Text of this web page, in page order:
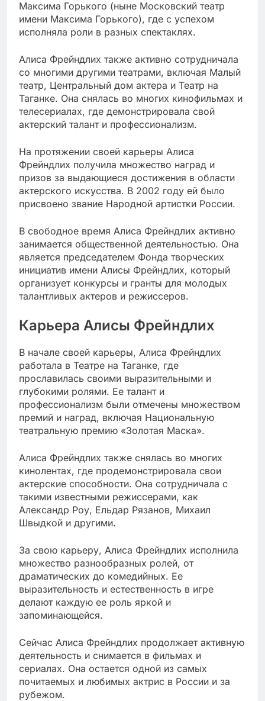
Максима Горького (ныне Московский театр
имени Максима Горького), где с успехом
исполняла роли в разных спектаклях.
Алиса Фрейндлих также активно сотрудничала
со многими другими театрами, включая Малый
театр, Центральный дом актера и Театр на
Таганке. Она снялась во многих кинофильмах и
телесериалах, где демонстрировала свой
актерский талант и профессионализм.
На протяжении своей карьеры Алиса
Фрейндлих получила множество наград и
призов за выдающиеся достижения в области
актерского искусства. В 2002 году ей было
присвоено звание Народной артистки России.
В свободное время Алиса Фрейндлих активно
занимается общественной деятельностью. Она
является председателем Фонда творческих
инициатив имени Алисы Фрейндлих, который
организует конкурсы и гранты для молодых
талантливых актеров и режиссеров.
Карьера Алисы Фрейндлих
В начале своей карьеры, Алиса Фрейндлих
работала в Театре на Таганке, где
прославилась своими выразительными и
глубокими ролями. Ее талант и
профессионализм были отмечены множеством
премий и наград, включая Национальную
театральную премию «Золотая Маска».
Алиса Фрейндлих также снялась во многих
кинолентах, где продемонстрировала свои
актерские способности. Она сотрудничала с
такими известными режиссерами, как
Александр Роу, Ельдар Рязанов, Михаил
Швыдкой и другими.
За свою карьеру, Алиса Фрейндлих исполнила
множество разнообразных ролей, от
драматических до комедийных. Ее
выразительность и естественность в игре
делают каждую ее роль яркой и
запоминающейся.
Сейчас Алиса Фрейндлих продолжает активную
деятельность и снимается в фильмах и
сериалах. Она остается одной из самых
почитаемых и любимых актрис в России и за
рубежом.